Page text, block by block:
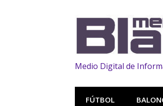
Medio Digital de
FÚTBOL